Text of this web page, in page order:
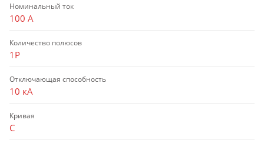
Номинальный ток
100 А
Количество полюсов
1P
Отключающая способность
10 кА
Кривая
C